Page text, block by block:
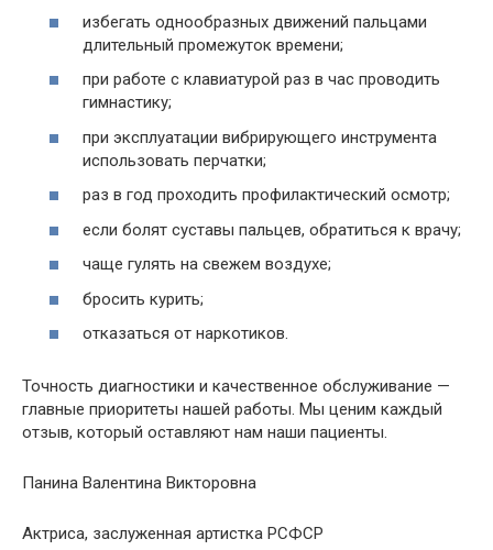
избегать однообразных движений пальцами
длительный промежуток времени;
при работе с клавиатурой раз в час проводить
гимнастику;
при эксплуатации вибрирующего инструмента
использовать перчатки;
раз в год проходить профилактический осмотр;
если болят суставы пальцев, обратиться к врачу;
чаще гулять на свежем воздухе;
бросить курить;
отказаться от наркотиков.
Точность диагностики и качественное обслуживание —
главные приоритеты нашей работы. Мы ценим каждый
отзыв, который оставляют нам наши пациенты.
Панина Валентина Викторовна
Актриса, заслуженная артистка РСФСР